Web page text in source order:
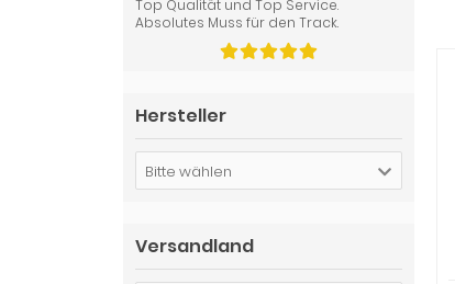
Top Qualität und Top Service.
Absolutes Muss für den Track.
Hersteller
Bitte wählen
Versandland